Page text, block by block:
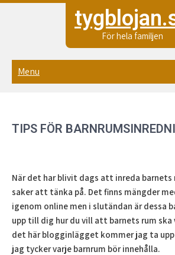
Skip
För hela familjen
Menu
TIPS FÖR
När det har blivit dags att inreda barnets
saker att tänka på. Det finns mängder
igenom online men i slutändan är dessa
upp till dig hur du vill att barnets rum ska
det här blogginlägget kommer jag ta upp
jag tycker varje barnrum bör innehålla.